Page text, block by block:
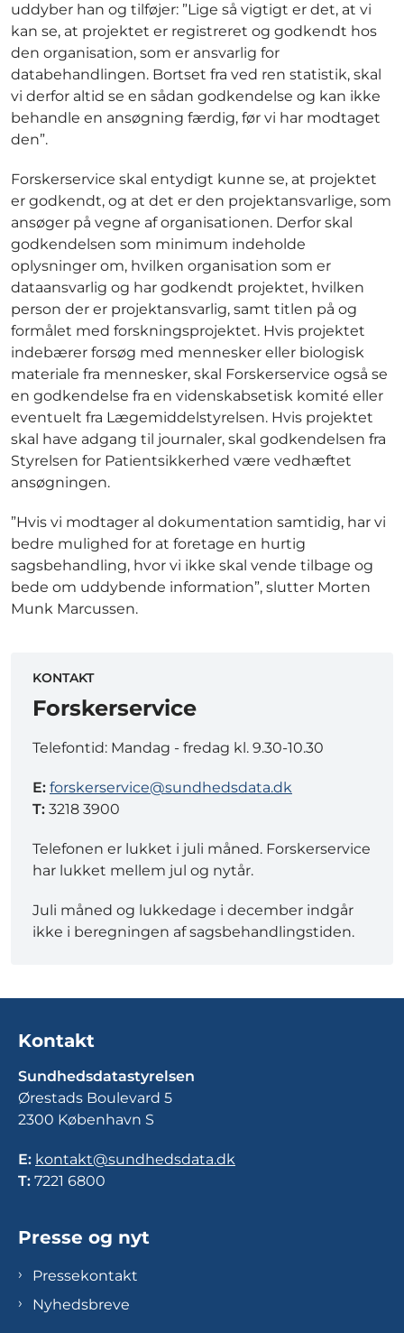
uddyber han og tilføjer: ”Lige så vigtigt er det, at vi
kan se, at projektet er registreret og godkendt hos
den organisation, som er ansvarlig for
databehandlingen. Bortset fra ved ren statistik, skal
vi derfor altid se en sådan godkendelse og kan ikke
behandle en ansøgning færdig, før vi har modtaget
den”.
Forskerservice skal entydigt kunne se, at projektet
er godkendt, og at det er den projektansvarlige, som
ansøger på vegne af organisationen. Derfor skal
godkendelsen som minimum indeholde
oplysninger om, hvilken organisation som er
dataansvarlig og har godkendt projektet, hvilken
person der er projektansvarlig, samt titlen på og
formålet med forskningsprojektet. Hvis projektet
indebærer forsøg med mennesker eller biologisk
materiale fra mennesker, skal Forskerservice også se
en godkendelse fra en videnskabsetisk komité eller
eventuelt fra Lægemiddelstyrelsen. Hvis projektet
skal have adgang til journaler, skal godkendelsen fra
Styrelsen for Patientsikkerhed være vedhæftet
ansøgningen.
”Hvis vi modtager al dokumentation samtidig, har vi
bedre mulighed for at foretage en hurtig
sagsbehandling, hvor vi ikke skal vende tilbage og
bede om uddybende information”, slutter Morten
Munk Marcussen.
KONTAKT
Forskerservice
Telefontid: Mandag - fredag kl. 9.30-10.30
E: forskerservice@sundhedsdata.dk
T: 3218 3900
Telefonen er lukket i juli måned. Forskerservice
har lukket mellem jul og nytår.
Juli måned og lukkedage i december indgår
ikke i beregningen af sagsbehandlingstiden.
Kontakt
Sundhedsdatastyrelsen
Ørestads Boulevard 5
2300 København S
E: kontakt@sundhedsdata.dk
T: 7221 6800
Presse og nyt
Pressekontakt
Nyhedsbreve